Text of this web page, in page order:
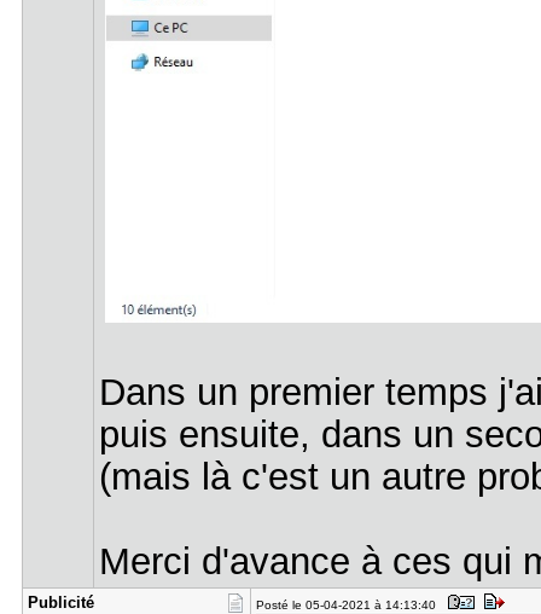
Dans un premier temps
puis ensuite, dans un
(mais là c'est un autre
Merci d'avance à ces qui
Publicité Posté le 05-04-2021 à 14:13:40